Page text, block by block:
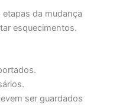
da mudança
esquecimentos.
ser guardados